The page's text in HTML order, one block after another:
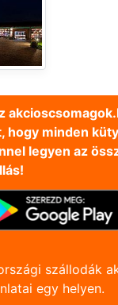
hogy minden
legyen az
szállodák
egy helyen.